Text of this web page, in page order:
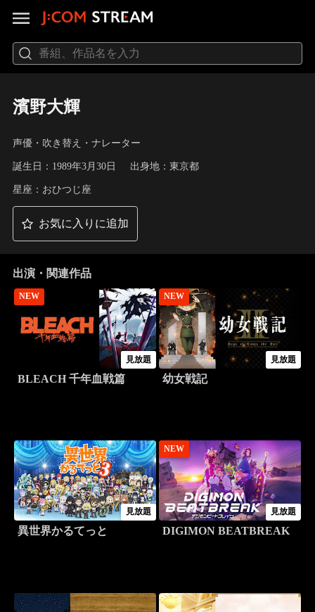
濱野大輝
声優・吹き替え・ナレーター
誕生日：1989年3月30日 出身地：東京都
星座：おひつじ座
お気に入りに追加
出演・関連作品
NEW
見放題
BLEACH 千年血戦篇
NEW
見放題
幼女戦記
見放題
異世界かるてっと
NEW
見放題
DIGIMON BEATBREAK